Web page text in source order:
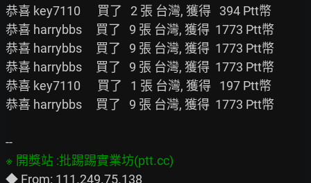
恭喜 key7110      買了   2 張 台灣, 獲得   394 Ptt幣
恭喜 harrybbs     買了   9 張 台灣, 獲得  1773 Ptt幣
恭喜 harrybbs     買了   9 張 台灣, 獲得  1773 Ptt幣
恭喜 harrybbs     買了   9 張 台灣, 獲得  1773 Ptt幣
恭喜 key7110      買了   1 張 台灣, 獲得   197 Ptt幣
恭喜 harrybbs     買了   9 張 台灣, 獲得  1773 Ptt幣